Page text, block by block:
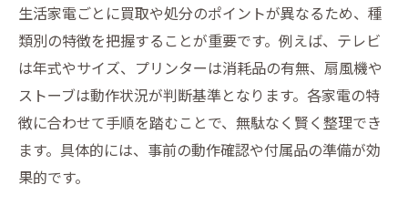
生活家電ごとに買取や処分のポイントが異なるため、種
類別の特徴を把握することが重要です。例えば、テレビ
は年式やサイズ、プリンターは消耗品の有無、扇風機や
ストーブは動作状況が判断基準となります。各家電の特
徴に合わせて手順を踏むことで、無駄なく賢く整理でき
ます。具体的には、事前の動作確認や付属品の準備が効
果的です。